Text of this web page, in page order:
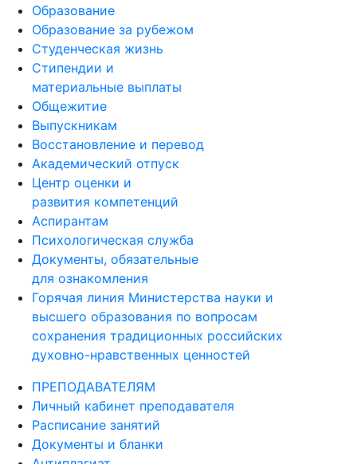
Образование
Образование за рубежом
Студенческая жизнь
Стипендии и
материальные выплаты
Общежитие
Выпускникам
Восстановление и перевод
Академический отпуск
Центр оценки и
развития компетенций
Аспирантам
Психологическая служба
Документы, обязательные
для ознакомления
Горячая линия Министерства науки и
высшего образования по вопросам
сохранения традиционных российских
духовно-нравственных ценностей
ПРЕПОДАВАТЕЛЯМ
Личный кабинет преподавателя
Расписание занятий
Документы и бланки